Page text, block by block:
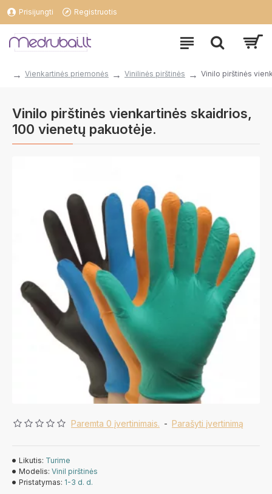
Prisijungti Registruotis
Vienkartinės priemonės Vinilinės pirštinės Vinilo pirštinės
Vinilo pirštinės vienkartinės skaidrios,
100 vienetų pakuotėje.
Paremta 0 įvertinimais. - Parašyti įvertinimą
Likutis: Turime
Modelis: Vinil pirštinės
Pristatymas: 1-3 d. d.